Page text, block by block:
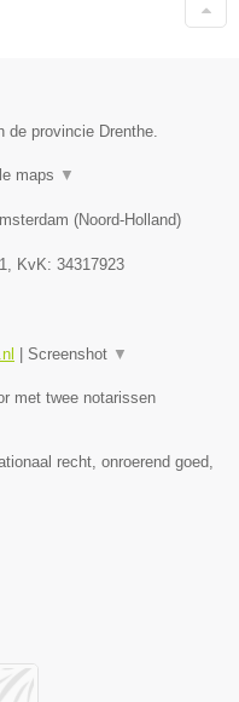
provincie Drenthe.
maps ▼
(Noord-Holland)
, KvK: 34317923
Screenshot ▼
met twee notarissen
recht, onroerend goed,